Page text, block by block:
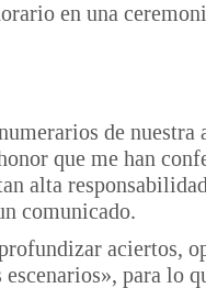
en una
de nuestra
que me han
alta
comunicado.
aciertos,
para lo